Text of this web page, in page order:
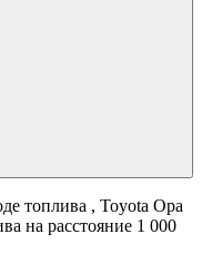
топлива , Toyota Opa
на расстояние 1 000